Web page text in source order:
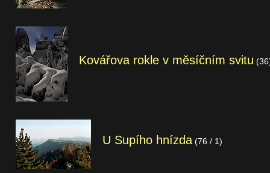
Kovářova rokle v měsíčním svitu
U Supího hnízda(76 / 1)